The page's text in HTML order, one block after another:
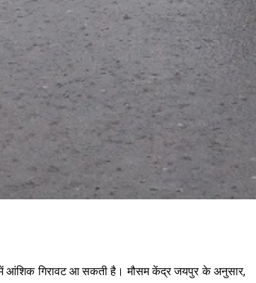
में आंशिक गिरावट आ सकती है। मौसम केंद्र जयपुर के अनुसार,